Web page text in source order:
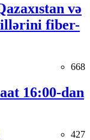
və
fiber-
668
16:00-dan
427